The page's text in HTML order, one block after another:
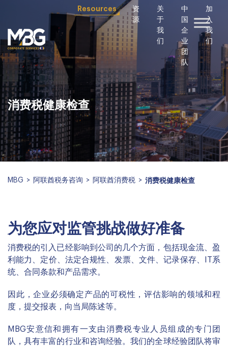
Resources
资
源
关
于
我
们
中
国
企
业
团
队
加
入
我
们
消费税健康检查
MBG > 阿联酋税务咨询 > 阿联酋消费税 > 消费税健康检查
为您应对监管挑战做好准备
消费税的引入已经影响到公司的几个方面，包括现金流、盈
利能力、定价、法定合规性、发票、文件、记录保存、IT系
统、合同条款和产品需求。
因此，企业必须确定产品的可税性，评估影响的领域和程
度，提交报表，向当局陈述等。
MBG安意信和拥有一支由消费税专业人员组成的专门团
队，具有丰富的行业和咨询经验。我们的全球经验团队将审